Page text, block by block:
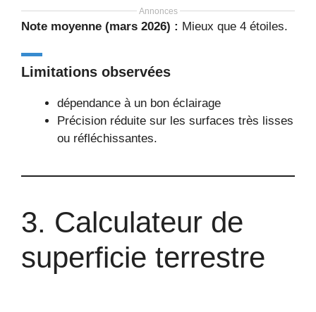
Annonces
Note moyenne (mars 2026) : Mieux que 4 étoiles.
Limitations observées
dépendance à un bon éclairage
Précision réduite sur les surfaces très lisses
ou réfléchissantes.
3. Calculateur de
superficie terrestre